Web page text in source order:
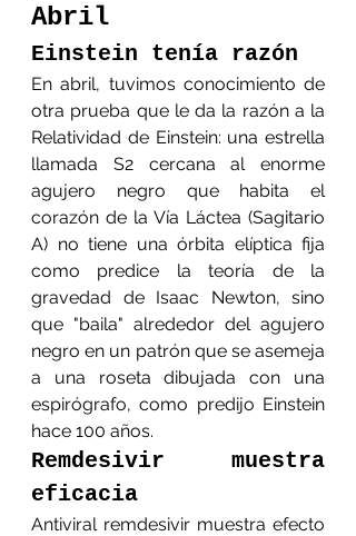
Abril
Einstein tenía razón
En abril, tuvimos conocimiento de
otra prueba que le da la razón a la
Relatividad de Einstein: una estrella
llamada S2 cercana al enorme
agujero negro que habita el
corazón de la Vía Láctea (Sagitario
A) no tiene una órbita elíptica fija
como predice la teoría de la
gravedad de Isaac Newton, sino
que "baila" alrededor del agujero
negro en un patrón que se asemeja
a una roseta dibujada con una
espirógrafo, como predijo Einstein
hace 100 años.
Remdesivir muestra
eficacia
Antiviral remdesivir muestra efecto